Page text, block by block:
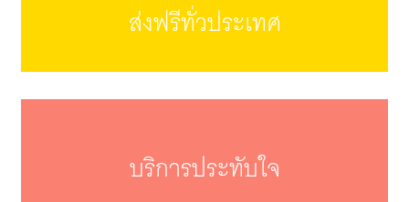
ส่งฟรีทั่วประเทศ
บริการประทับใจ